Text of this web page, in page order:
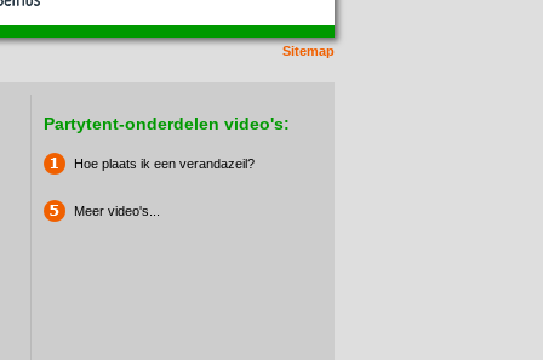
Sitemap
Partytent-onderdelen video's:
Hoe plaats ik een verandazeil?
Meer video's...